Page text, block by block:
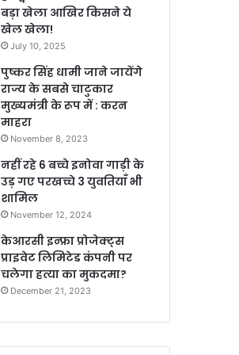
बड़ा खेला आखिर किसने ये
खेल खेला!
July 10, 2025
पुष्कर सिंह धामी जाने जायेंगे
राज्य के सबसे चाटुकार
मुख्यमंत्री के रूप में : करन
माहरा
November 8, 2023
नहीं रहे 6 बच्चे इनोवा गाड़ी के
उड़ गए परखच्चे 3 युवतियाँ भी
शामिल
November 12, 2024
केआरसी इन्फ्रा प्रोजेक्ट्स
प्राइवेट लिमिटेड कंपनी पर
चलेगा हत्या का मुकदमा?
December 21, 2023